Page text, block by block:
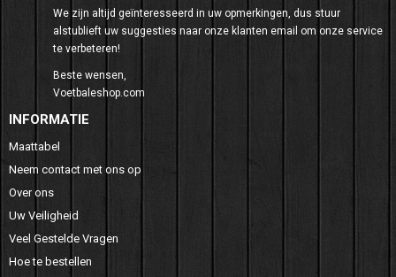
We zijn altijd geïnteresseerd in uw opmerkingen, dus stuur
alstublieft uw suggesties naar onze klanten email om onze service
te verbeteren!
Beste wensen,
Voetbaleshop.com
INFORMATIE
Maattabel
Neem contact met ons op
Over ons
Uw Veiligheid
Veel Gestelde Vragen
Hoe te bestellen